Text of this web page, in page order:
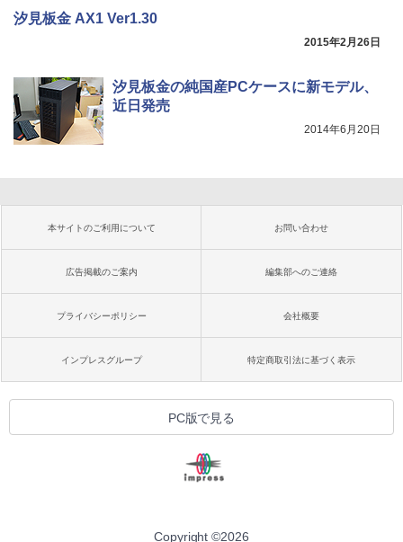
汐見板金 AX1 Ver1.30
2015年2月26日
汐見板金の純国産PCケースに新モデル、
近日発売
2014年6月20日
本サイトのご利用について お問い合わせ
広告掲載のご案内 編集部へのご連絡
プライバシーポリシー 会社概要
インプレスグループ 特定商取引法に基づく表示
PC版で見る
Copyright ©2026